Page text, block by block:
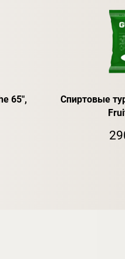
65",
Спиртовые